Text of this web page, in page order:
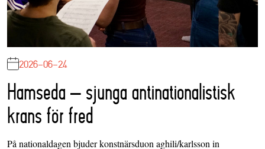
2026-06-24
Hamseda – sjunga antinationalistisk
krans för fred
På nationaldagen bjuder konstnärsduon aghili/karlsson in